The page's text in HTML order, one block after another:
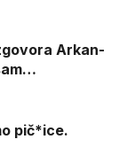
Arkan-
pič*ice.